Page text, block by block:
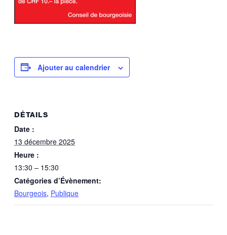
Ajouter au calendrier
DÉTAILS
Date :
13 décembre 2025
Heure :
13:30 – 15:30
Catégories d’Évènement:
Bourgeois, Publique